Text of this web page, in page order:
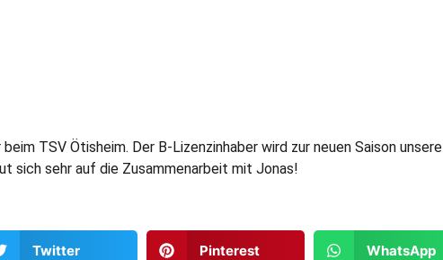
TSV Ötisheim. Der B-Lizenzinhaber wird zur neuen Saison unsere
sich sehr auf die Zusammenarbeit mit Jonas!
Twitter Pinterest WhatsApp